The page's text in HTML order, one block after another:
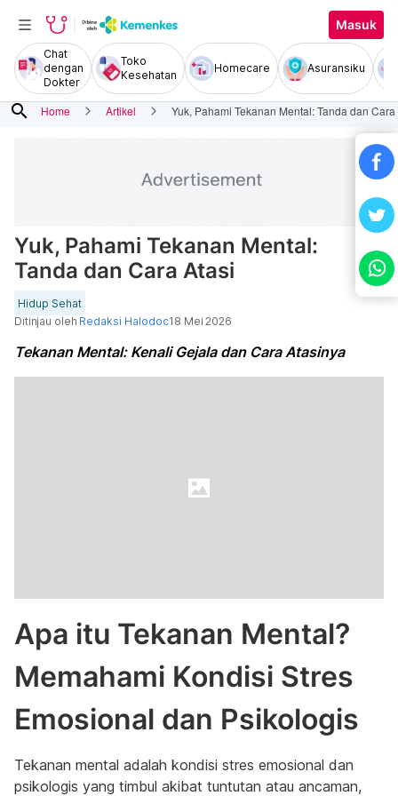
Masuk
Chat
dengan
Dokter
Toko
Kesehatan
Homecare Asuransiku
search Home Artikel Yuk, Pahami Tekanan Mental: Tanda dan
Yuk, Pahami Tekanan Mental:
Tanda dan Cara Atasi
Hidup Sehat
Ditinjau oleh Redaksi Halodoc18 Mei 2026
Tekanan Mental: Kenali Gejala dan Cara Atasinya
Apa itu Tekanan Mental?
Memahami Kondisi Stres
Emosional dan Psikologis
Tekanan mental adalah kondisi stres emosional dan
psikologis yang timbul akibat tuntutan atau ancaman,